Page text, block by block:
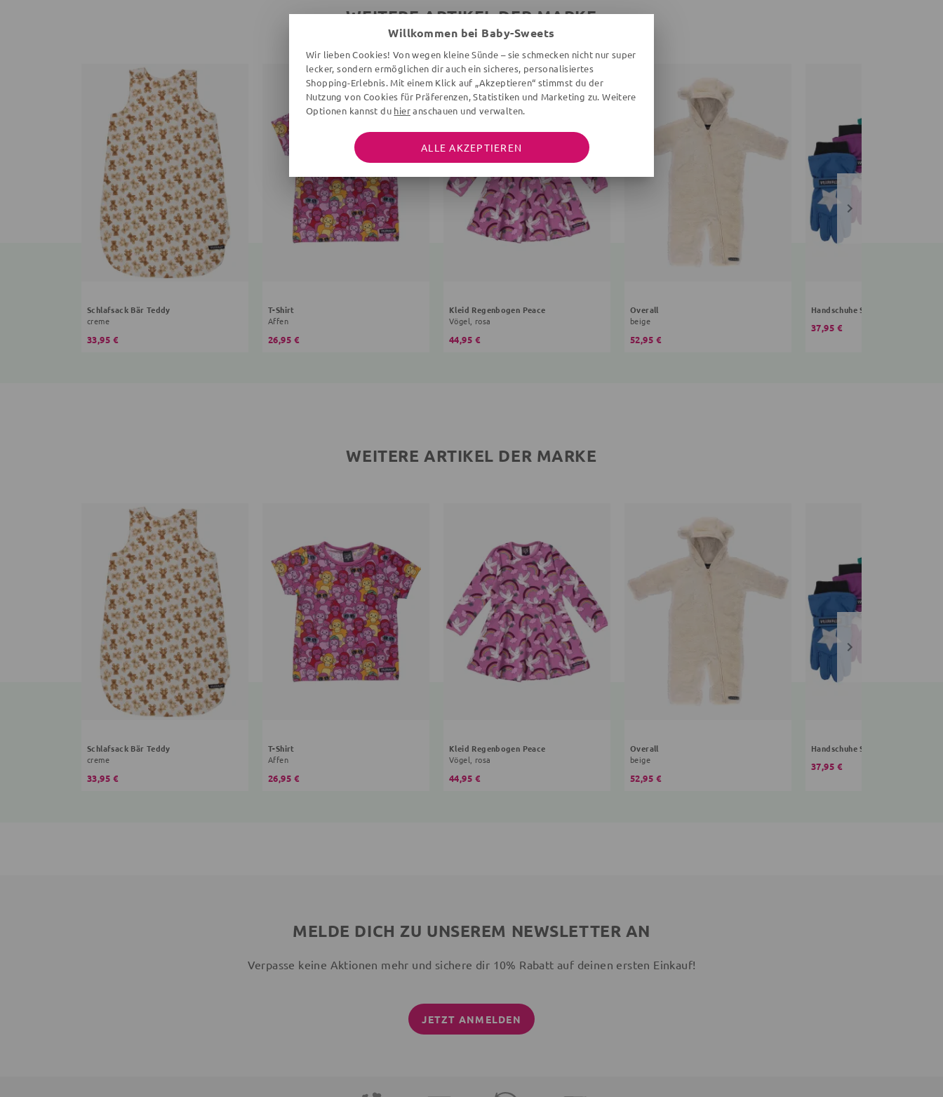
WEITERE ARTIKEL DER MARKE
Schlafsack Bär Teddy
creme
33,95 €
T-Shirt
Affen
26,95 €
Kleid Regenbogen Peace
Vögel, rosa
44,95 €
Overall
beige
52,95 €
Handschuhe Sterne
37,95 €
WEITERE ARTIKEL DER MARKE
Schlafsack Bär Teddy
creme
33,95 €
T-Shirt
Affen
26,95 €
Kleid Regenbogen Peace
Vögel, rosa
44,95 €
Overall
beige
52,95 €
Handschuhe Sterne
37,95 €
MELDE DICH ZU UNSEREM NEWSLETTER AN
Verpasse keine Aktionen mehr und sichere dir 10% Rabatt auf deinen ersten Einkauf!
JETZT ANMELDEN
Willkommen bei Baby-Sweets
Wir lieben Cookies! Von wegen kleine Sünde – sie schmecken nicht nur super
lecker, sondern ermöglichen dir auch ein sicheres, personalisiertes
Shopping-Erlebnis. Mit einem Klick auf „Akzeptieren“ stimmst du der
Nutzung von Cookies für Präferenzen, Statistiken und Marketing zu. Weitere
Optionen kannst du hieranschauen und verwalten.
ALLE AKZEPTIEREN